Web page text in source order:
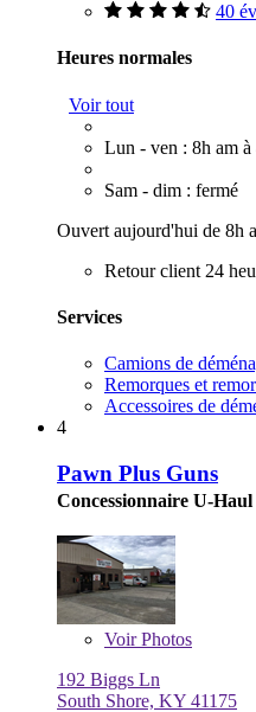
40
Heures normales
Voir tout
Lun - ven : 8h am à
Sam - dim : fermé
Ouvert aujourd'hui de 8h
Retour client 24
Services
Camions de
Remorques et
Accessoires de
4
Pawn Plus Guns
Concessionnaire U-Haul
VoirPhotos
192 Biggs Ln
South Shore, KY 41175